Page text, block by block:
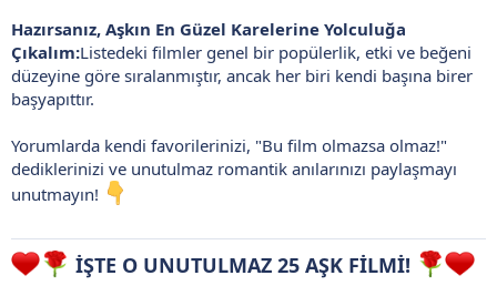
Hazırsanız, Aşkın En Güzel Karelerine Yolculuğa
Çıkalım:Listedeki filmler genel bir popülerlik, etki ve beğeni
düzeyine göre sıralanmıştır, ancak her biri kendi başına birer
başyapıttır.
Yorumlarda kendi favorilerinizi, "Bu film olmazsa olmaz!"
dediklerinizi ve unutulmaz romantik anılarınızı paylaşmayı
unutmayın!
İŞTE O UNUTULMAZ 25 AŞK FİLMİ!